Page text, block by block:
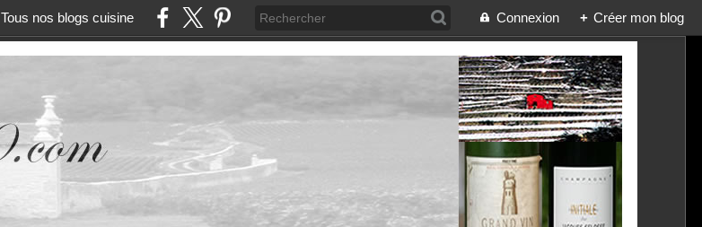
Tous nos blogs cuisine Connexion + Créer mon blog